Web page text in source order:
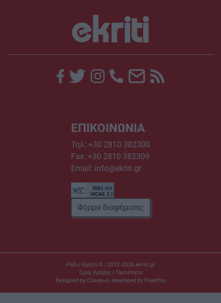
ΕΠΙΚΟΙΝΩΝΙΑ
Τηλ: +30 2810 382300
Fax: +30 2810 382309
Email: info@ekriti.gr
Φόρμα διαφήμισης
Ράδιο Κρήτη © | 2013 -2026 ekriti.gr
Όροι Χρήσης
Ταυτότητα
Designed by Cloudevo, developed by Pixelthis